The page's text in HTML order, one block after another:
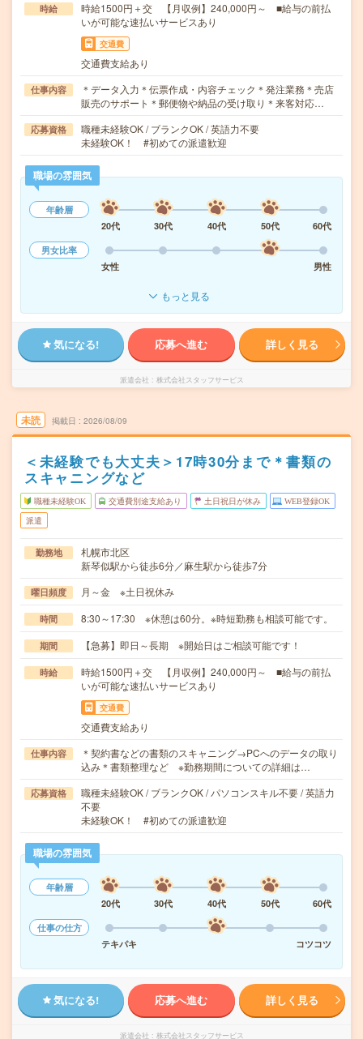
時給
時給1500円＋交 【月収例】240,000円～ ■給与の前払
いが可能な速払いサービスあり
交通費
交通費支給あり
仕事内容
＊データ入力＊伝票作成・内容チェック＊発注業務＊売店
販売のサポート＊郵便物や納品の受け取り＊来客対応…
応募資格
職種未経験OK / ブランクOK / 英語力不要
未経験OK！ #初めての派遣歓迎
職場の雰囲気
年齢層
20代
30代 40代 50代
60代
男女比率
女性
男性
もっと見る
気になる! 応募へ進む 詳しく見る
派遣会社 株式会社スタッフサービス
未読 掲載日 2026/08/09
＜未経験でも大丈夫＞17時30分まで＊書類の
スキャニングなど
職種未経験OK 交通費別途支給あり 土日祝日が休み WEB登録OK
派遣
勤務地
札幌市北区
新琴似駅から徒歩6分／麻生駅から徒歩7分
曜日頻度 月～金 ※土日祝休み
時間 8:30～17:30 ※休憩は60分。※時短勤務も相談可能です。
期間 【急募】即日～長期 ※開始日はご相談可能です！
時給
時給1500円＋交 【月収例】240,000円～ ■給与の前払
いが可能な速払いサービスあり
交通費
交通費支給あり
仕事内容
＊契約書などの書類のスキャニング→PCへのデータの取り
込み＊書類整理など ※勤務期間についての詳細は…
応募資格
職種未経験OK / ブランクOK / パソコンスキル不要 / 英語力
不要
未経験OK！ #初めての派遣歓迎
職場の雰囲気
年齢層
20代
30代 40代 50代
60代
仕事の仕方
テキパキ
コツコツ
気になる! 応募へ進む 詳しく見る
派遣会社 株式会社スタッフサービス